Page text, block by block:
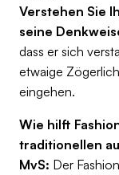
Verstehen Sie
seine
dass er sich
etwaige
eingehen.
Wie hilft
traditionellen
MvS: Der